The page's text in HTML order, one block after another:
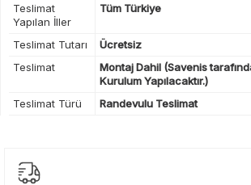
Teslimat
Yapılan İller
Tüm Türkiye
Teslimat Tutarı
Ücretsiz
Teslimat
Montaj Dahil (Savenis
Kurulum Yapılacaktır.)
Teslimat Türü
Randevulu Teslimat